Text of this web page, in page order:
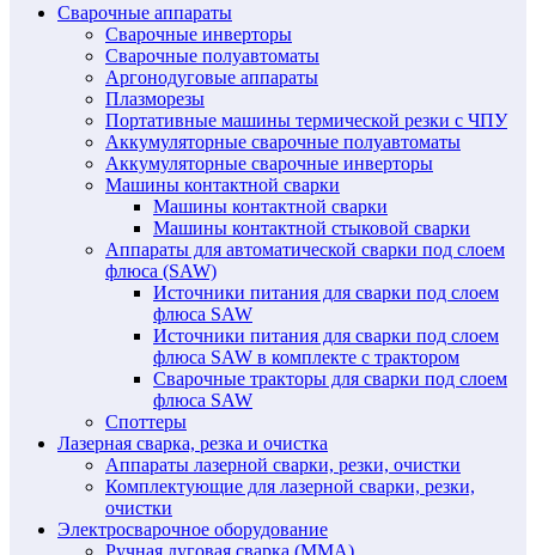
Сварочные аппараты
Сварочные инверторы
Сварочные полуавтоматы
Аргонодуговые аппараты
Плазморезы
Портативные машины термической резки с ЧПУ
Аккумуляторные сварочные полуавтоматы
Аккумуляторные сварочные инверторы
Машины контактной сварки
Машины контактной сварки
Машины контактной стыковой сварки
Аппараты для автоматической сварки под слоем
флюса (SAW)
Источники питания для сварки под слоем
флюса SAW
Источники питания для сварки под слоем
флюса SAW в комплекте с трактором
Сварочные тракторы для сварки под слоем
флюса SAW
Споттеры
Лазерная сварка, резка и очистка
Аппараты лазерной сварки, резки, очистки
Комплектующие для лазерной сварки, резки,
очистки
Электросварочное оборудование
Ручная дуговая сварка (MMA)